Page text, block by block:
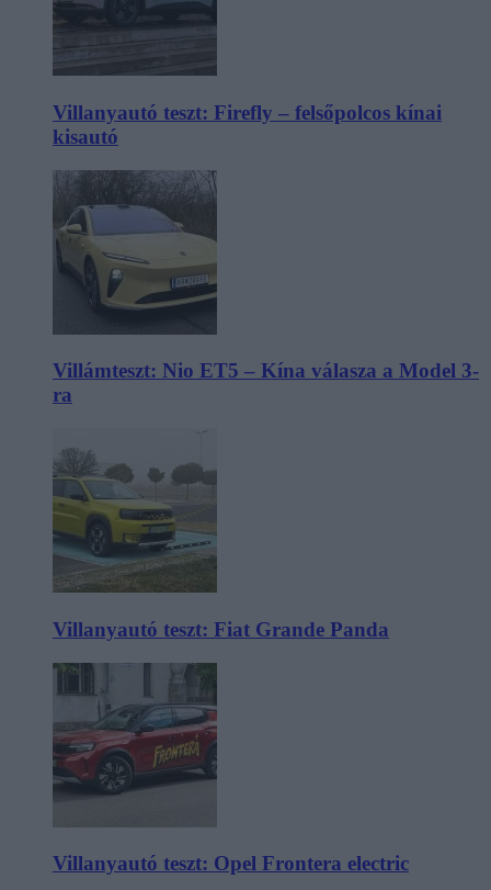
Villanyautó teszt: Firefly – felsőpolcos kínai
kisautó
Villámteszt: Nio ET5 – Kína válasza a Model 3-
ra
Villanyautó teszt: Fiat Grande Panda
Villanyautó teszt: Opel Frontera electric